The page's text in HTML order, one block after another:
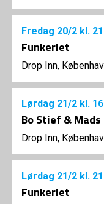
Fredag 20/2 kl.
Funkeriet
Drop Inn,
Lørdag 21/2 kl.
Bo Stief &
Drop Inn,
Lørdag 21/2 kl.
Funkeriet